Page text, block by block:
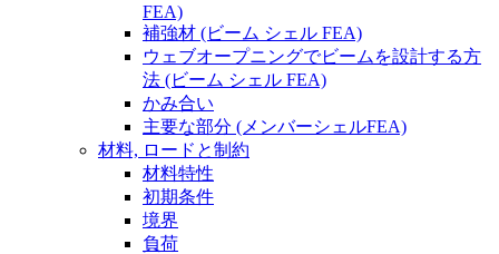
FEA)
補強材 (ビーム シェル FEA)
ウェブオープニングでビームを設計する方
法 (ビーム シェル FEA)
かみ合い
主要な部分 (メンバーシェルFEA)
材料, ロードと制約
材料特性
初期条件
境界
負荷